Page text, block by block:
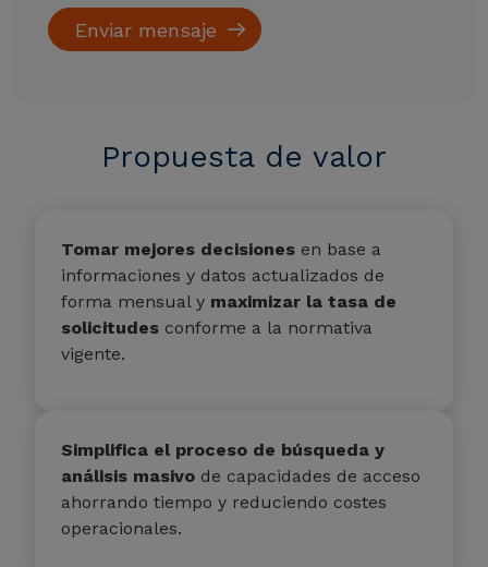
Propuesta de valor
Tomar mejores decisiones en base a
informaciones y datos actualizados de
forma mensual y maximizar la tasa de
solicitudes conforme a la normativa
vigente.
Simplifica el proceso de búsqueda y
análisis masivo de capacidades de acceso
ahorrando tiempo y reduciendo costes
operacionales.